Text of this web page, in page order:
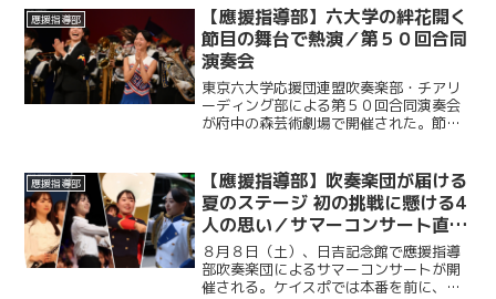
つなぐソッカーサブ（応援担当）の３人
は、この大舞台にどのよう...
應援指導部
【應援指導部】六大学の絆花開く
節目の舞台で熱演／第５０回合同
演奏会
東京六大学応援団連盟吹奏楽部・チアリ
ーディング部による第５０回合同演奏会
が府中の森芸術劇場で開催された。節目
特色を生かした演目を通して、六大学な
らではの一体感あふれるス...
應援指導部
【應援指導部】吹奏楽団が届ける
夏のステージ 初の挑戦に懸ける4
人の思い／サマーコンサート直前
インタビュー
８月８日（土）、日吉記念館で應援指導
部吹奏楽団によるサマーコンサートが開
催される。ケイスポでは本番を前に、ス